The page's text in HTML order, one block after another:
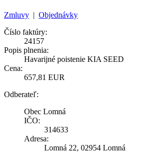
Zmluvy | Objednávky
Číslo faktúry:
24157
Popis plnenia:
Havarijné poistenie KIA SEED
Cena:
657,81 EUR
Odberateľ:
Obec Lomná
IČO:
314633
Adresa:
Lomná 22, 02954 Lomná